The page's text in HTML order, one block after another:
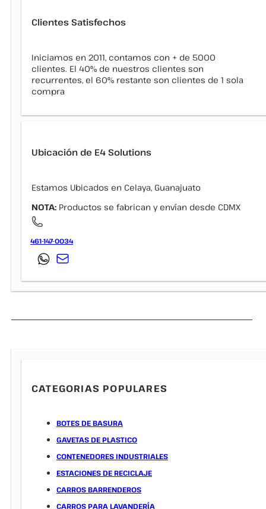
Clientes Satisfechos
Iniciamos en 2011, contamos con + de 5000
clientes. El 40% de nuestros clientes son
recurrentes, el 60% restante son clientes de 1 sola
compra
Ubicación de E4 Solutions
Estamos Ubicados en Celaya, Guanajuato
NOTA: Productos se fabrican y envían desde CDMX
461-147-0034
CATEGORIAS POPULARES
BOTES DE BASURA
GAVETAS DE PLASTICO
CONTENEDORES INDUSTRIALES
ESTACIONES DE RECICLAJE
CARROS BARRENDEROS
CARROS PARA LAVANDERÍA